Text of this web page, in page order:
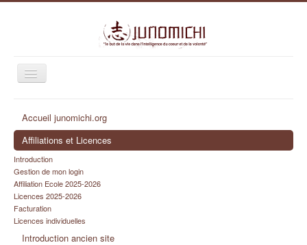
Basculer
la
Identifiant
Mot de passe
Se souvenir de moi
Connexion
Identifiant oublié ?
Mot de passe oublié ?
Accueil junomichi.org
Affiliations et Licences
Introduction
Gestion de mon login
Affiliation Ecole 2025-2026
Licences 2025-2026
Facturation
Licences individuelles
Introduction ancien site